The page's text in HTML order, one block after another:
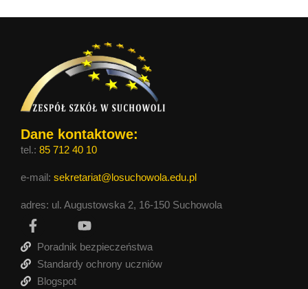
Dane kontaktowe:
tel.: 85 712 40 10
e-mail: sekretariat@losuchowola.edu.pl
adres: ul. Augustowska 2, 16-150 Suchowola
Poradnik bezpieczeństwa
Standardy ochrony uczniów
Blogspot